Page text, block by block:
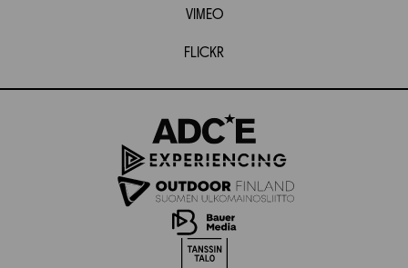
VIMEO
FLICKR